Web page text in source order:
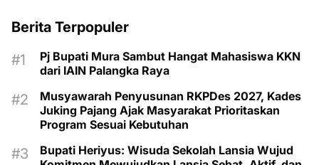
Berita Terpopuler
Pj Bupati Mura Sambut Hangat Mahasiswa KKN
dari IAIN Palangka Raya
Musyawarah Penyusunan RKPDes 2027, Kades
Juking Pajang Ajak Masyarakat Prioritaskan
Program Sesuai Kebutuhan
Bupati Heriyus: Wisuda Sekolah Lansia Wujud